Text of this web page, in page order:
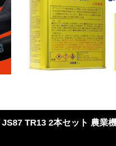
TR13 2本セット 農業